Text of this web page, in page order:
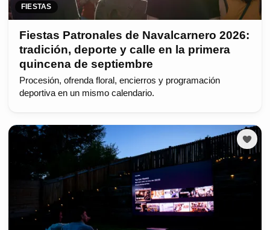
FIESTAS
Fiestas Patronales de Navalcarnero 2026:
tradición, deporte y calle en la primera
quincena de septiembre
Procesión, ofrenda floral, encierros y programación
deportiva en un mismo calendario.